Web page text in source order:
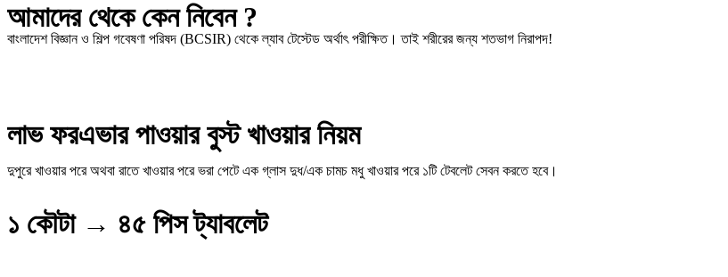
আমাদের থেকে কেন নিবেন ?
বাংলাদেশ বিজ্ঞান ও শিল্প গবেষণা পরিষদ (BCSIR) থেকে ল্যাব টেস্টেড অর্থাৎ পরীক্ষিত। তাই শরীরের জন্য শতভাগ নিরাপদ!
লাভ ফরএভার পাওয়ার বুস্ট খাওয়ার নিয়ম
দুপুরে খাওয়ার পরে অথবা রাতে খাওয়ার পরে ভরা পেটে এক গ্লাস দুধ/এক চামচ মধু খাওয়ার পরে ১টি টেবলেট সেবন করতে হবে।
১ কৌটা → ৪৫ পিস ট্যাবলেট